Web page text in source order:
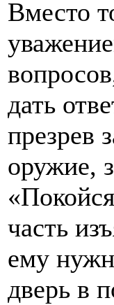
Вместо
дать
презрев
оружие,
часть
ему
дверь в